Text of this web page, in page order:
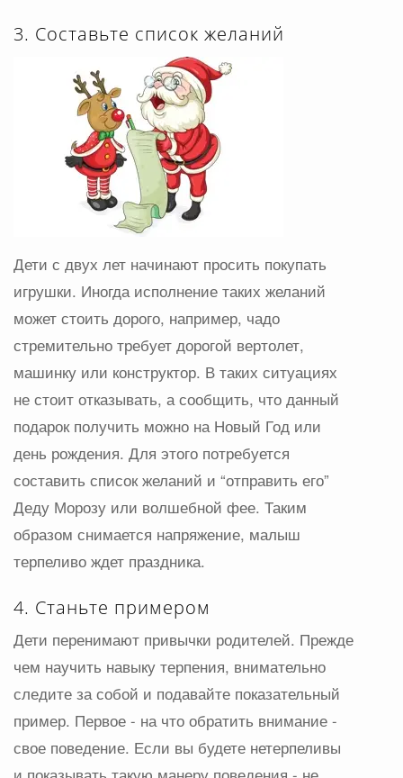
3. Составьте список желаний
Дети с двух лет начинают просить покупать
игрушки. Иногда исполнение таких желаний
может стоить дорого, например, чадо
стремительно требует дорогой вертолет,
машинку или конструктор. В таких ситуациях
не стоит отказывать, а сообщить, что данный
подарок получить можно на Новый Год или
день рождения. Для этого потребуется
составить список желаний и “отправить его”
Деду Морозу или волшебной фее. Таким
образом снимается напряжение, малыш
терпеливо ждет праздника.
4. Станьте примером
Дети перенимают привычки родителей. Прежде
чем научить навыку терпения, внимательно
следите за собой и подавайте показательный
пример. Первое - на что обратить внимание -
свое поведение. Если вы будете нетерпеливы